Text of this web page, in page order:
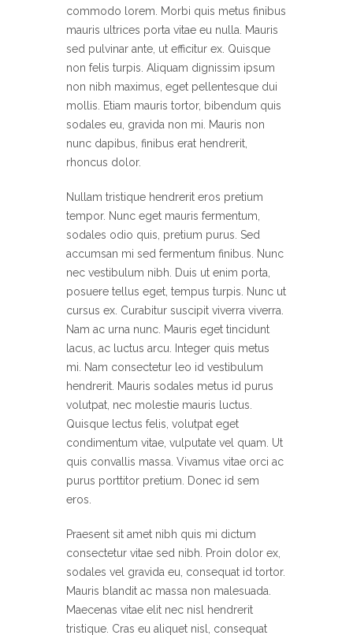
commodo lorem. Morbi quis metus finibus
mauris ultrices porta vitae eu nulla. Mauris
sed pulvinar ante, ut efficitur ex. Quisque
non felis turpis. Aliquam dignissim ipsum
non nibh maximus, eget pellentesque dui
mollis. Etiam mauris tortor, bibendum quis
sodales eu, gravida non mi. Mauris non
nunc dapibus, finibus erat hendrerit,
rhoncus dolor.
Nullam tristique hendrerit eros pretium
tempor. Nunc eget mauris fermentum,
sodales odio quis, pretium purus. Sed
accumsan mi sed fermentum finibus. Nunc
nec vestibulum nibh. Duis ut enim porta,
posuere tellus eget, tempus turpis. Nunc ut
cursus ex. Curabitur suscipit viverra viverra.
Nam ac urna nunc. Mauris eget tincidunt
lacus, ac luctus arcu. Integer quis metus
mi. Nam consectetur leo id vestibulum
hendrerit. Mauris sodales metus id purus
volutpat, nec molestie mauris luctus.
Quisque lectus felis, volutpat eget
condimentum vitae, vulputate vel quam. Ut
quis convallis massa. Vivamus vitae orci ac
purus porttitor pretium. Donec id sem
eros.
Praesent sit amet nibh quis mi dictum
consectetur vitae sed nibh. Proin dolor ex,
sodales vel gravida eu, consequat id tortor.
Mauris blandit ac massa non malesuada.
Maecenas vitae elit nec nisl hendrerit
tristique. Cras eu aliquet nisl, consequat